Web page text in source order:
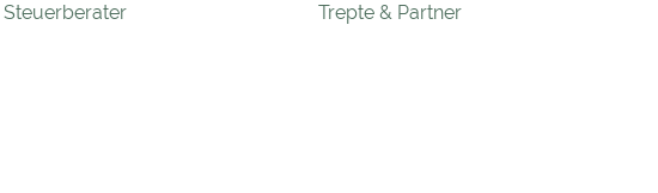
Steuerberater
Trepte & Partner